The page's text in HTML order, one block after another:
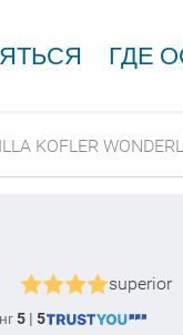
ГДЕ
KOFLER